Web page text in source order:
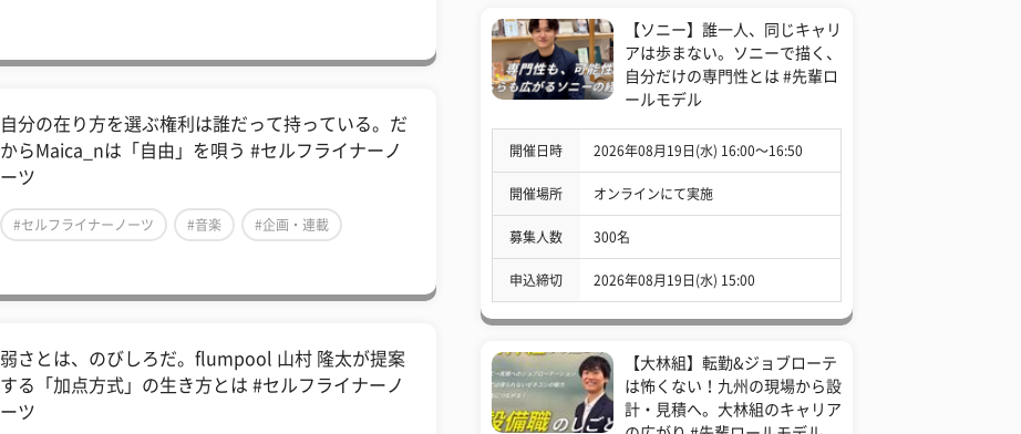
自分の在り方を選ぶ権利は誰だって持っている。だ
からMaica_nは「自由」を唄う #セルフライナーノ
ーツ
#セルフライナーノーツ #音楽 #企画・連載
弱さとは、のびしろだ。flumpool 山村 隆太が提案
する「加点方式」の生き方とは #セルフライナーノ
ーツ
【ソニー】誰一人、同じキャリ
アは歩まない。ソニーで描く、
自分だけの専門性とは #先輩ロ
ールモデル
開催日時 2026年08月19日(水) 16:00〜16:50
開催場所 オンラインにて実施
募集人数 300名
申込締切 2026年08月19日(水) 15:00
【大林組】転勤&ジョブローテ
は怖くない！九州の現場から設
計・見積へ。大林組のキャリア